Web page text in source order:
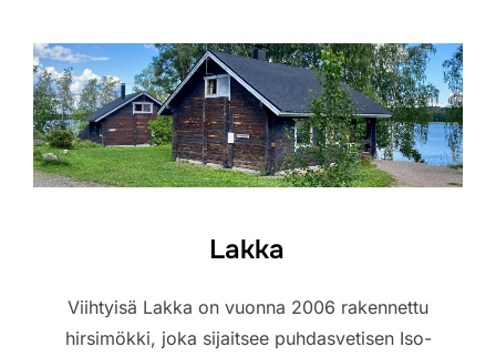
Lakka
Viihtyisä Lakka on vuonna 2006 rakennettu
hirsimökki, joka sijaitsee puhdasvetisen Iso-